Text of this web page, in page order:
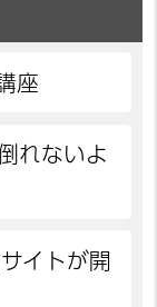
座
れないよ
イトが開